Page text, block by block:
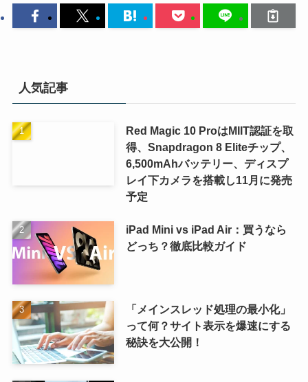
人気記事
Red Magic 10 ProはMIIT認証を取
得、Snapdragon 8 Eliteチップ、
6,500mAhバッテリー、ディスプ
レイ下カメラを搭載し11月に発売
予定
iPad Mini vs iPad Air：買うなら
どっち？徹底比較ガイド
「メインスレッド処理の最小化」
って何？サイト表示を爆速にする
秘訣を大公開！